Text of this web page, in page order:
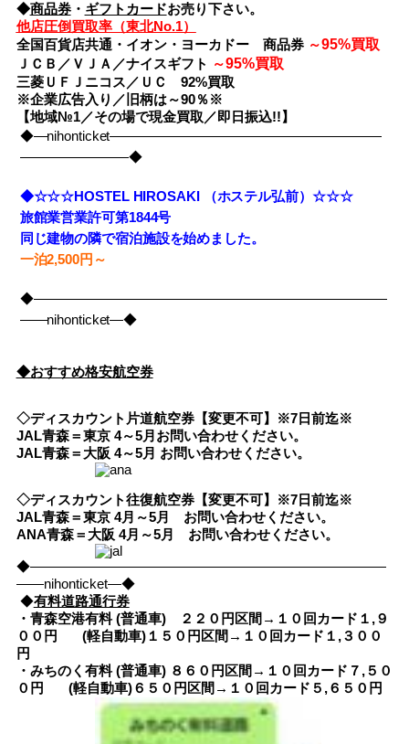
◆商品券・ ギフトカードお売り下さい。
他店圧倒買取率（東北No.1）
全国百貨店共通・イオン・ヨーカドー 商品券～95%買取
ＪＣＢ／ＶＪＡ／ナイスギフト ～95%買取
三菱ＵＦＪニコス／ＵＣ 92%買取
※企業広告入り／旧柄は～90％※
【地域№1／その場で現金買取／即日振込!!】
◆―nihonticket――――――――――――――――――――
――――――――◆
◆☆☆☆HOSTEL HIROSAKI （ホステル弘前）☆☆☆
旅館業営業許可第1844号
同じ建物の隣で宿泊施設を始めました。
一泊2,500円～
◆――――――――――――――――――――――――――
――nihonticket―◆
◆おすすめ格安航空券
◇ディスカウント片道航空券【変更不可】※7日前迄※
JAL青森＝東京 4～5月お問い合わせください。
JAL青森＝大阪 4～5月 お問い合わせください。
◇ディスカウント往復航空券【変更不可】※7日前迄※
JAL青森＝東京 4月～5月 お問い合わせください。
ANA青森＝大阪 4月～5月 お問い合わせください。
◆――――――――――――――――――――――――――
――nihonticket―◆
◆有料道路通行券
・青森空港有料 (普通車) ２２０円区間→１０回カード１,９
００円
(軽自動車)１５０円区間→１０回カード１,３００
円
・みちのく有料 (普通車) ８６０円区間→１０回カード７,５０
０円
(軽自動車)６５０円区間→１０回カード５,６５０円